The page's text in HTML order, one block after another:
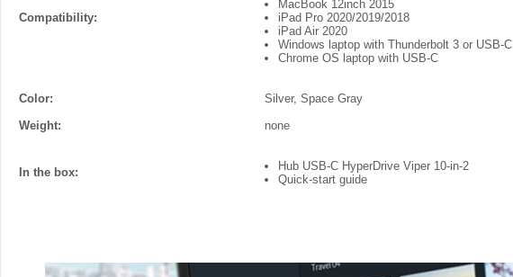
Compatibility:
MacBook 12inch 2015
iPad Pro 2020/2019/2018
iPad Air 2020
Windows laptop with Thunderbolt 3 or USB-C
Chrome OS laptop with USB-C
Color:
Silver, Space Gray
Weight:
none
In the box:
Hub USB-C HyperDrive Viper 10-in-2
Quick-start guide